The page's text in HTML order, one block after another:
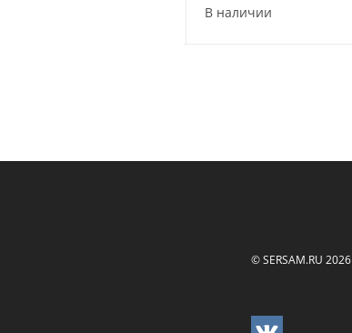
В наличии
© SERSAM.RU 2026